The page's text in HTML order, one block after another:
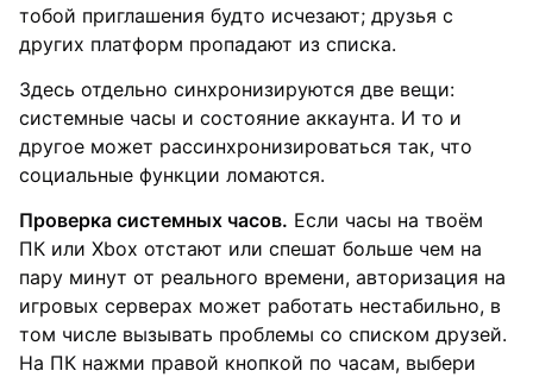
тобой приглашения будто исчезают; друзья с
других платформ пропадают из списка.
Здесь отдельно синхронизируются две вещи:
системные часы и состояние аккаунта. И то и
другое может рассинхронизироваться так, что
социальные функции ломаются.
Проверка системных часов. Если часы на твоём
ПК или Xbox отстают или спешат больше чем на
пару минут от реального времени, авторизация на
игровых серверах может работать нестабильно, в
том числе вызывать проблемы со списком друзей.
На ПК нажми правой кнопкой по часам, выбери